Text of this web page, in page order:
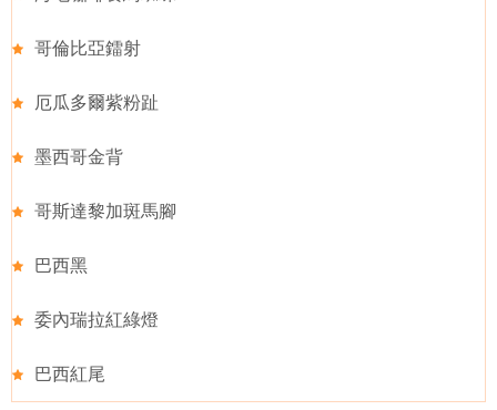
哥倫比亞鐳射
厄瓜多爾紫粉趾
墨西哥金背
哥斯達黎加斑馬腳
巴西黑
委內瑞拉紅綠燈
巴西紅尾